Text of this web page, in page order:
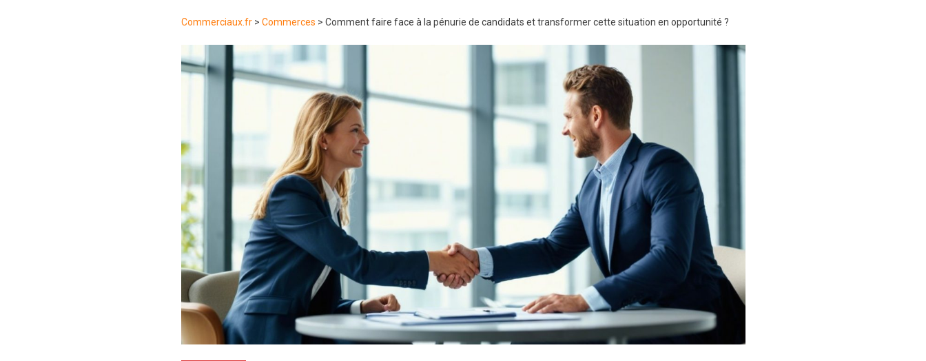
Commerciaux.fr> Commerces > Comment faire face à la pénurie de candidats et transformer cette situation en opportunité ?